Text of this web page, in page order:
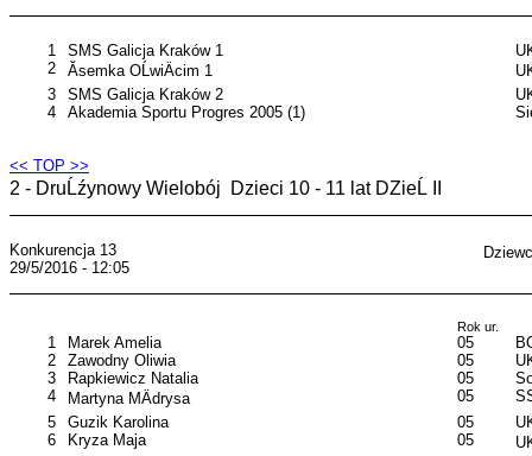
1 SMS Galicja Kraków 1
2
Ăsemka OĹwiÄcim 1
3
SMS Galicja Kraków 2
4
Akademia Sportu Progres 2005 (1)
<< TOP >>
2 - DruĹźynowy Wielobój Dzieci 10 - 11 lat DZieĹ II
Konkurencja 13
29/5/2016 - 12:05
Rok ur.
1 Marek Amelia 05
2
Zawodny Oliwia 05
3
Rapkiewicz Natalia 05
4
Martyna MÄdrysa 05
5
Guzik Karolina 05
6
Kryza Maja 05